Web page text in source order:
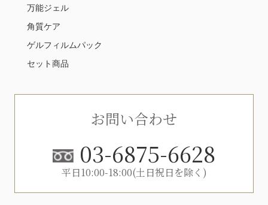
お問い合わせ
03-6875-6628
平日10:00-18:00(土日祝日を除く)
万能ジェル
角質ケア
ゲルフィルムパック
セット商品